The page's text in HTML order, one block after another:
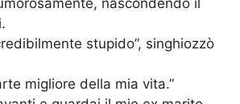
nascondendo il
stupido”, singhiozzò
migliore della mia vita.”